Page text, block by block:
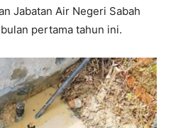
Jabatan Air Negeri Sabah
pertama tahun ini.